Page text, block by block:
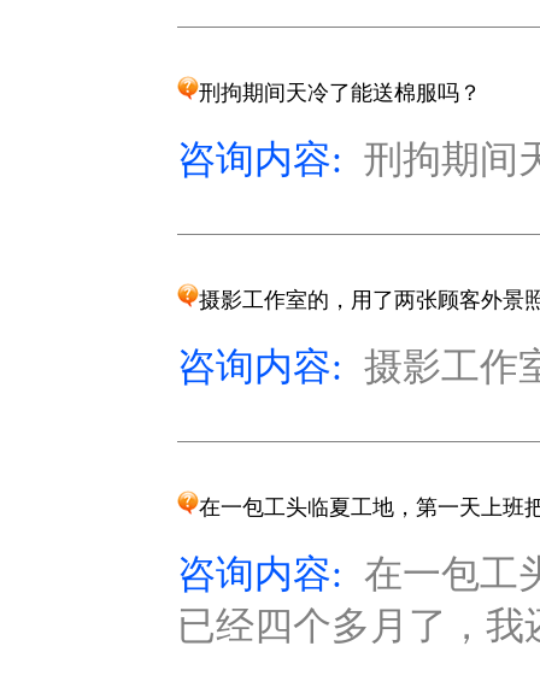
刑拘期间天冷了能送棉服吗？
咨询内容: 刑拘期间
摄影工作室的，用了两张顾客外景
咨询内容: 摄影工作
在一包工头临夏工地，第一天上班
咨询内容: 在一包工
已经四个多月了，